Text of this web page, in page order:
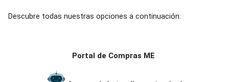
Descubre todas nuestras opciones a continuación:
Portal de Compras ME